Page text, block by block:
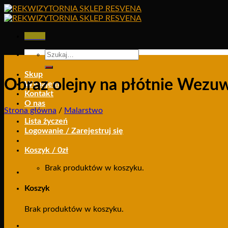
Skip
to
Szukaj:
Skup
Wynajem
Kontakt
O nas
Lista życzeń
Logowanie / Zarejestruj się
Koszyk / 0zł
Brak produktów w koszyku.
Koszyk
Brak produktów w koszyku.
Obraz olejny na płótnie
Strona główna / Malarstwo